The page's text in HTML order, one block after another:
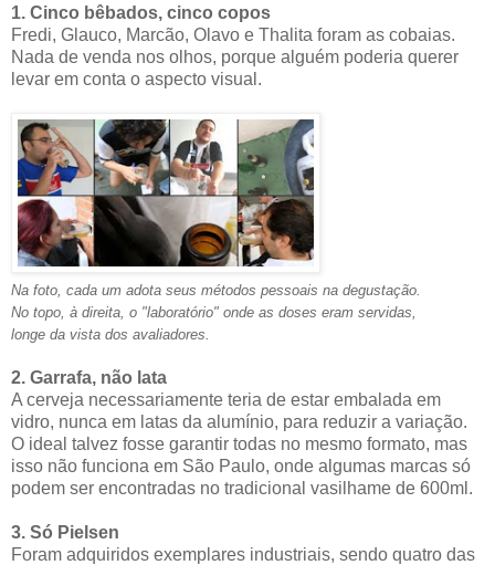
1. Cinco bêbados, cinco copos
Fredi, Glauco, Marcão, Olavo e Thalita foram as cobaias.
Nada de venda nos olhos, porque alguém poderia querer
levar em conta o aspecto visual.
Na foto, cada um adota seus métodos pessoais na degustação.
No topo, à direita, o "laboratório" onde as doses eram servidas,
longe da vista dos avaliadores.
2. Garrafa, não lata
A cerveja necessariamente teria de estar embalada em
vidro, nunca em latas da alumínio, para reduzir a variação.
O ideal talvez fosse garantir todas no mesmo formato, mas
isso não funciona em São Paulo, onde algumas marcas só
podem ser encontradas no tradicional vasilhame de 600ml.
3. Só Pielsen
Foram adquiridos exemplares industriais, sendo quatro das